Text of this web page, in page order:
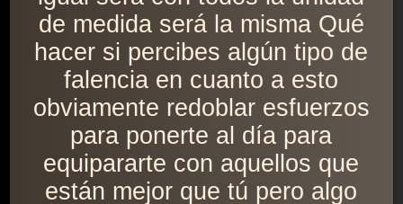
de medida será la misma Qué
hacer si percibes algún tipo de
falencia en cuanto a esto
obviamente redoblar esfuerzos
para ponerte al día para
equipararte con aquellos que
están mejor que tú pero algo